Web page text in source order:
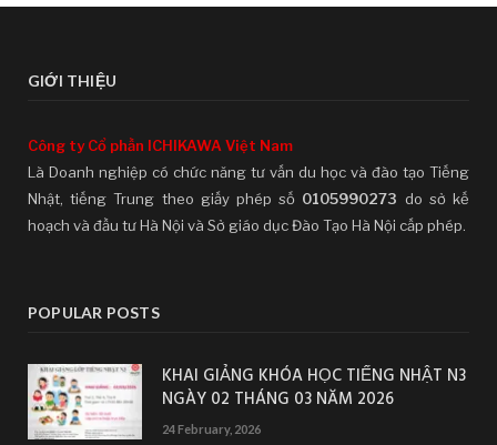
GIỚI THIỆU
Công ty Cổ phần ICHIKAWA Việt Nam
Là Doanh nghiệp có chức năng tư vấn du học và đào tạo Tiếng
Nhật, tiếng Trung theo giấy phép số 0105990273 do sở kế
hoạch và đầu tư Hà Nội và Sở giáo dục Đào Tạo Hà Nội cấp phép.
POPULAR POSTS
KHAI GIẢNG KHÓA HỌC TIẾNG NHẬT N3
NGÀY 02 THÁNG 03 NĂM 2026
24 February, 2026